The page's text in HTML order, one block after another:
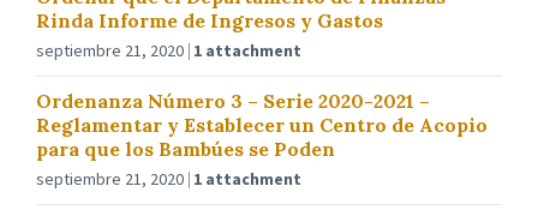
Rinda Informe de Ingresos y Gastos
septiembre 21, 2020 1 attachment
Ordenanza Número 3 – Serie 2020-2021 –
Reglamentar y Establecer un Centro de Acopio
para que los Bambúes se Poden
septiembre 21, 2020 1 attachment